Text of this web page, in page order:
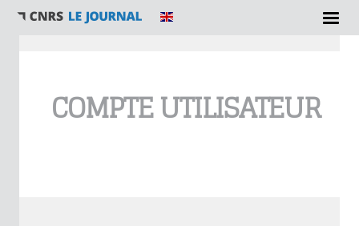
COMPTE UTILISATEUR